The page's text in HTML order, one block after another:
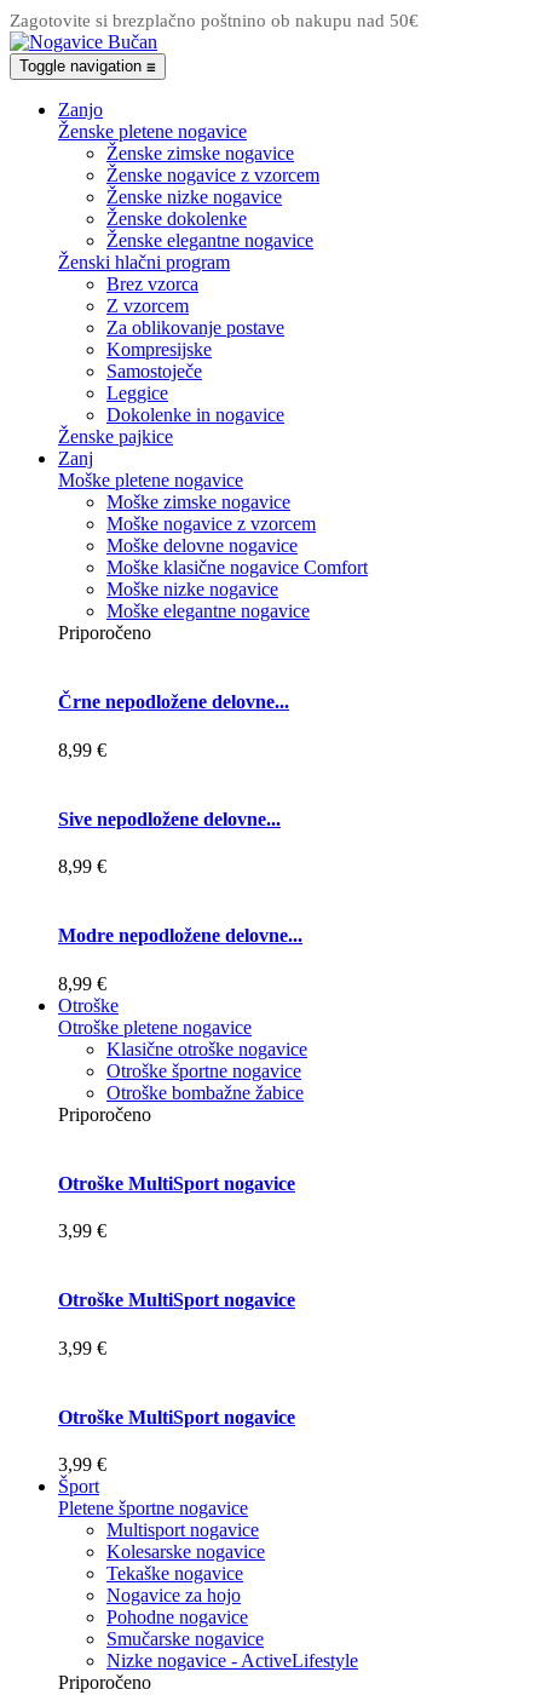
Zagotovite si brezplačno poštnino ob nakupu nad 50€
Toggle navigation ☰
Zanjo
Ženske pletene nogavice
Ženske zimske nogavice
Ženske nogavice z vzorcem
Ženske nizke nogavice
Ženske dokolenke
Ženske elegantne nogavice
Ženski hlačni program
Brez vzorca
Z vzorcem
Za oblikovanje postave
Kompresijske
Samostoječe
Leggice
Dokolenke in nogavice
Ženske pajkice
Zanj
Moške pletene nogavice
Moške zimske nogavice
Moške nogavice z vzorcem
Moške delovne nogavice
Moške klasične nogavice Comfort
Moške nizke nogavice
Moške elegantne nogavice
Priporočeno
Črne nepodložene delovne...
8,99 €
Sive nepodložene delovne...
8,99 €
Modre nepodložene delovne...
8,99 €
Otroške
Otroške pletene nogavice
Klasične otroške nogavice
Otroške športne nogavice
Otroške bombažne žabice
Priporočeno
Otroške MultiSport nogavice
3,99 €
Otroške MultiSport nogavice
3,99 €
Otroške MultiSport nogavice
3,99 €
Šport
Pletene športne nogavice
Multisport nogavice
Kolesarske nogavice
Tekaške nogavice
Nogavice za hojo
Pohodne nogavice
Smučarske nogavice
Nizke nogavice - ActiveLifestyle
Priporočeno